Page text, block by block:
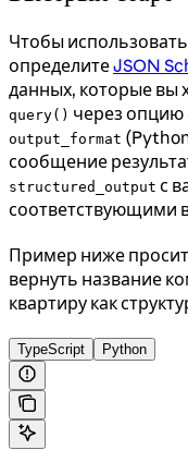
Чтобы
определитеJSON
данных, которые вы
query() через опцию
output_format
сообщение
structured_output с
соответствующими
Пример ниже
вернуть название
квартиру как
TypeScript Python